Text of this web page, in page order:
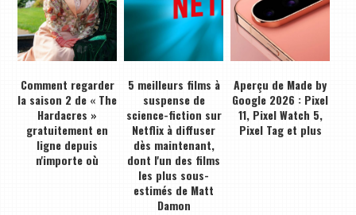
Comment regarder
la saison 2 de « The
Hardacres »
gratuitement en
ligne depuis
n'importe où
5 meilleurs films à
suspense de
science-fiction sur
Netflix à diffuser
dès maintenant,
dont l'un des films
les plus sous-
estimés de Matt
Damon
Aperçu de Made by
Google 2026 : Pixel
11, Pixel Watch 5,
Pixel Tag et plus